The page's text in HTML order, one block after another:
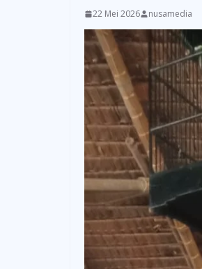
22 Mei 2026 nusamedia